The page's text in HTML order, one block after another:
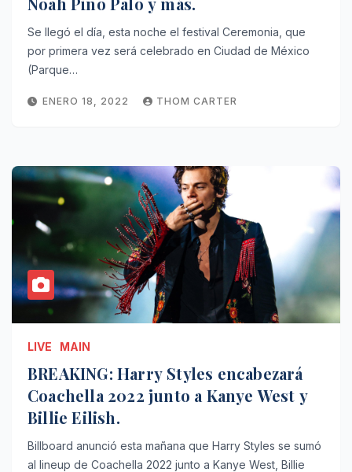
Se llegó el día, esta noche el festival Ceremonia, que
por primera vez será celebrado en Ciudad de México
(Parque…
ENERO 18, 2022 THOM CARTER
LIVE MAIN
BREAKING: Harry Styles encabezará
Coachella 2022 junto a Kanye West y
Billie Eilish.
Billboard anunció esta mañana que Harry Styles se sumó
al lineup de Coachella 2022 junto a Kanye West, Billie